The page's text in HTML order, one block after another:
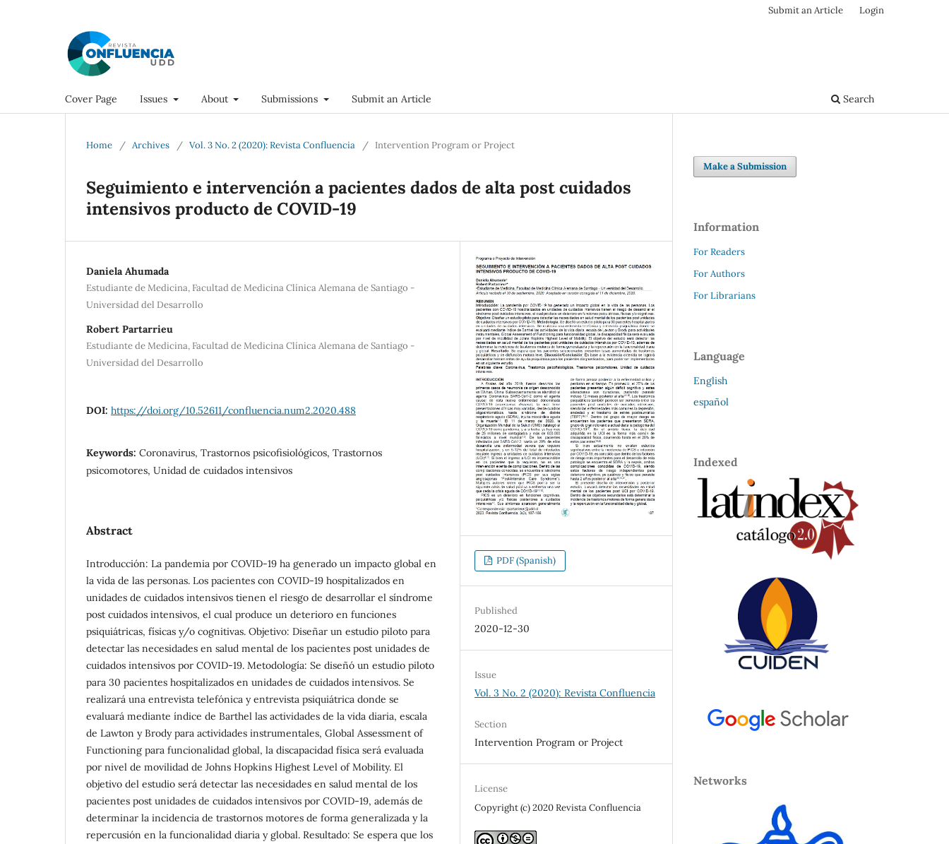
Cover Page Issues About Submissions Submit an Article Search
Submit an Article Login
Home / Archives / Vol. 3 No. 2 (2020): Revista Confluencia / Intervention Program or Project
Seguimiento e intervención a pacientes dados de alta post cuidados
intensivos producto de COVID-19
Daniela Ahumada
Estudiante de Medicina, Facultad de Medicina Clínica Alemana de Santiago -
Universidad del Desarrollo
Robert Partarrieu
Estudiante de Medicina, Facultad de Medicina Clínica Alemana de Santiago -
Universidad del Desarrollo
DOI: https://doi.org/10.52611/confluencia.num2.2020.488
Keywords: Coronavirus, Trastornos psicofisiológicos, Trastornos
psicomotores, Unidad de cuidados intensivos
Abstract
Introducción: La pandemia por COVID-19 ha generado un impacto global en
la vida de las personas. Los pacientes con COVID-19 hospitalizados en
unidades de cuidados intensivos tienen el riesgo de desarrollar el síndrome
post cuidados intensivos, el cual produce un deterioro en funciones
psiquiátricas, físicas y/o cognitivas. Objetivo: Diseñar un estudio piloto para
detectar las necesidades en salud mental de los pacientes post unidades de
cuidados intensivos por COVID-19. Metodología: Se diseñó un estudio piloto
para 30 pacientes hospitalizados en unidades de cuidados intensivos. Se
realizará una entrevista telefónica y entrevista psiquiátrica donde se
evaluará mediante índice de Barthel las actividades de la vida diaria, escala
de Lawton y Brody para actividades instrumentales, Global Assessment of
Functioning para funcionalidad global, la discapacidad física será evaluada
por nivel de movilidad de Johns Hopkins Highest Level of Mobility. El
objetivo del estudio será detectar las necesidades en salud mental de los
pacientes post unidades de cuidados intensivos por COVID-19, además de
determinar la incidencia de trastornos motores de forma generalizada y la
repercusión en la funcionalidad diaria y global. Resultado: Se espera que los
PDF (Spanish)
Published
2020-12-30
Issue
Vol. 3 No. 2 (2020): Revista Confluencia
Section
Intervention Program or Project
License
Copyright (c) 2020 Revista Confluencia
Make a Submission
Information
For Readers
For Authors
For Librarians
Language
English
español
Indexed
Networks